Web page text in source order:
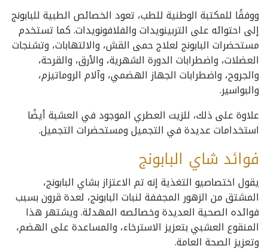
ووفقًا للمكتبة الوطنية للطب، تعود الخصائص الطبية للبابونج
إلى احتوائه على التربينويدات والفلافونويدات. كما تستخدم
مستحضرات البابونج لعلاج حمى القش، والالتهابات، وتشنجات
العضلات، واضطرابات الدورة الشهرية، والأرق، والقرحة،
والجروح، واضطرابات الجهاز الهضمي، وآلام الروماتيزم،
والبواسير.
علاوة على ذلك، للزيت العطري الموجود في العشبة أيضًا
استخدامات عديدة في التجميل ومستحضرات التجميل.
فوائد شاي البابونج
يقول اختصاصيو التغذية إنه تم الاعتزاز بشاي البابونج،
المشتق من الزهور المجففة لنبات البابونج، لعدة قرون بسبب
فوائده الصحية العديدة وخصائصه المهدئة. ويشتهر هذا
المنقوع العشبي بتعزيز الاسترخاء، والمساعدة على الهضم،
وتعزيز الصحة العامة.